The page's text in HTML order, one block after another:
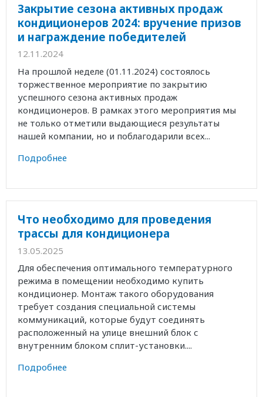
Закрытие сезона активных продаж
кондиционеров 2024: вручение призов
и награждение победителей
12.11.2024
На прошлой неделе (01.11.2024) состоялось
торжественное мероприятие по закрытию
успешного сезона активных продаж
кондиционеров. В рамках этого мероприятия мы
не только отметили выдающиеся результаты
нашей компании, но и поблагодарили всех...
Подробнее
Что необходимо для проведения
трассы для кондиционера
13.05.2025
Для обеспечения оптимального температурного
режима в помещении необходимо купить
кондиционер. Монтаж такого оборудования
требует создания специальной системы
коммуникаций, которые будут соединять
расположенный на улице внешний блок с
внутренним блоком сплит-установки....
Подробнее